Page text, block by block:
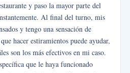
y paso la mayor parte del
Al final del turno, mis
y tengo una sensación de
hacer estiramientos puede ayudar,
son los más efectivos en mi caso.
que le haya funcionado